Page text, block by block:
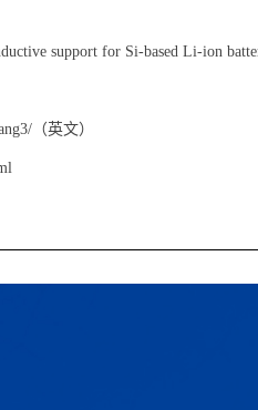
support for Si-based Li-ion
（英文）